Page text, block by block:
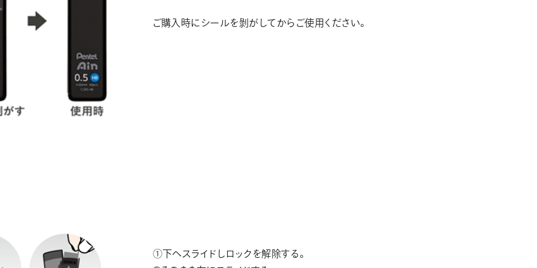
ご購入時にシールを剝がしてからご使用ください。
①下へスライドしロックを解除する。